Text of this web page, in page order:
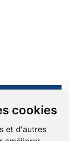
cookies
et d'autres
réservés.